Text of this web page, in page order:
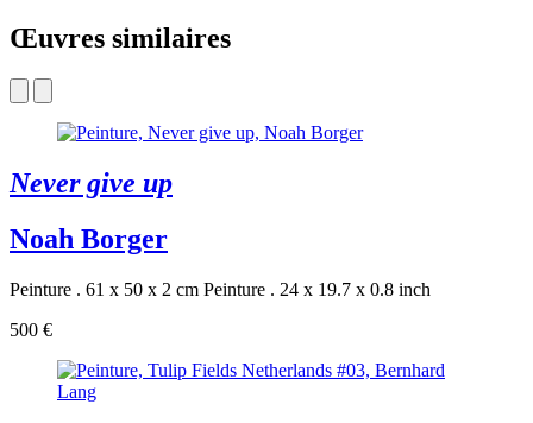
Œuvres similaires
Never give up
Noah Borger
Peinture . 61 x 50 x 2 cm Peinture . 24 x 19.7 x 0.8 inch
500 €